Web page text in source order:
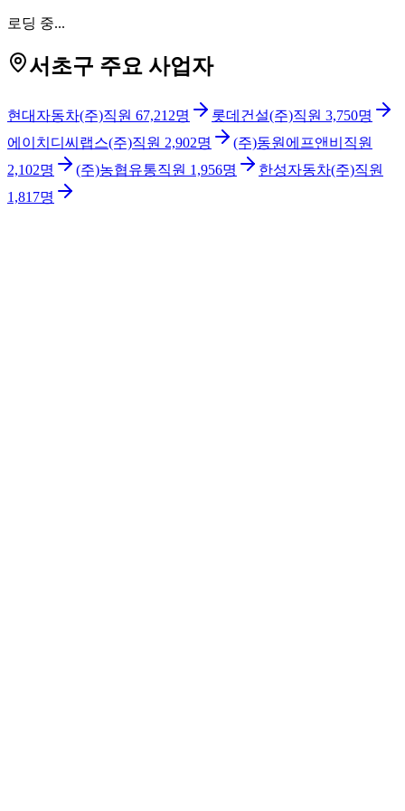
로딩 중...
서초구 주요 사업자
현대자동차(주)직원 67,212명 롯데건설(주)직원 3,750명
에이치디씨랩스(주)직원 2,902명 (주)동원에프앤비 직원
2,102명 (주)농협유통직원 1,956명 한성자동차(주)직원
1,817명